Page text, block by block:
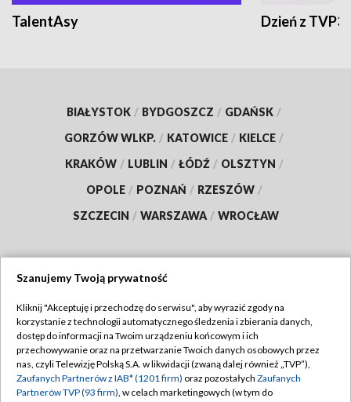
TalentAsy Dzień z TVP3
BIAŁYSTOK / BYDGOSZCZ / GDAŃSK /
GORZÓW WLKP. / KATOWICE / KIELCE /
KRAKÓW / LUBLIN / ŁÓDŹ / OLSZTYN /
OPOLE / POZNAŃ / RZESZÓW /
SZCZECIN / WARSZAWA / WROCŁAW
TVP
Abonament TVP
Emisja w TVP
Regulamin TVP
Polityka prywatności
Szanujemy Twoją prywatność
Kliknij "Akceptuję i przechodzę do serwisu", aby wyrazić zgody na
korzystanie z technologii automatycznego śledzenia i zbierania danych,
dostęp do informacji na Twoim urządzeniu końcowym i ich
przechowywanie oraz na przetwarzanie Twoich danych osobowych przez
nas, czyli Telewizję Polską S.A. w likwidacji (zwaną dalej również „TVP”),
Zaufanych Partnerów z IAB* (1201 firm) oraz pozostałych Zaufanych
Partnerów TVP (93 firm), w celach marketingowych (w tym do